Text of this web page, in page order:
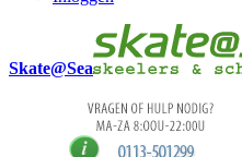
Skate@Sea